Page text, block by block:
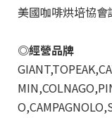
美國咖啡烘培協會
◎經營品牌